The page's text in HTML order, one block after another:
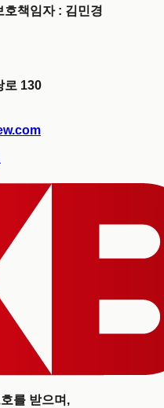
호책임자 : 김민경
로 130
를 받으며,